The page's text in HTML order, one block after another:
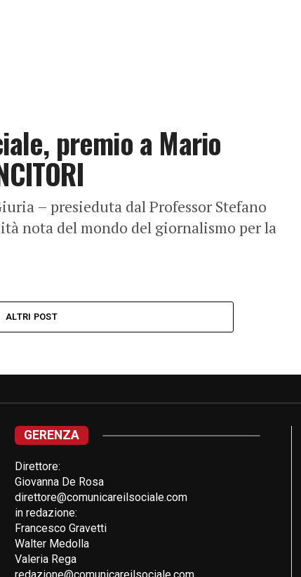
premio a Mario
– presieduta dal Professor Stefano
nota del mondo del giornalismo per la
ALTRI POST
GERENZA
Direttore:
Giovanna De Rosa
direttore@comunicareilsociale.com
in redazione:
Francesco Gravetti
Walter Medolla
Valeria Rega